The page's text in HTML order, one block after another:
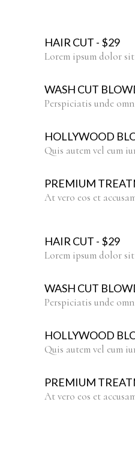
HAIR CUT - $29
Lorem ipsum dolor
WASH CUT
Perspiciatis unde
HOLLYWOOD
Quis autem vel eum
PREMIUM
At vero eos et
HAIR CUT - $29
Lorem ipsum dolor
WASH CUT
Perspiciatis unde
HOLLYWOOD
Quis autem vel eum
PREMIUM
At vero eos et